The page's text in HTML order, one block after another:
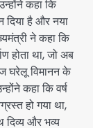
कहा कि
दिया है और नया
ने कहा कि
होता था, जो अब
घरेलू विमानन के
कहा कि वर्ष
हो गया था,
दिव्य और भव्य